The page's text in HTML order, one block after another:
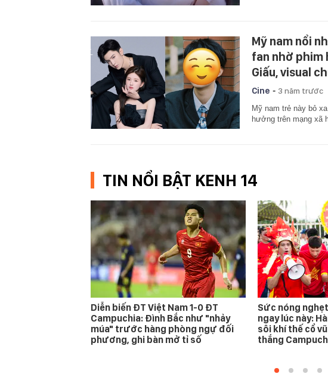
Mỹ nam nổi
fan nhờ phim
Giấu, visual
Cine - 3 năm trước
Mỹ nam trẻ này bỏ
hưởng trên mạng xã
TIN NỔI BẬT KENH 14
Diễn biến ĐT Việt Nam 1-0 ĐT
Campuchia: Đình Bắc như "nhảy
múa" trước hàng phòng ngự đối
phương, ghi bàn mở tỉ số
Sức nóng
ngay lúc này:
sôi khí thế cổ
thắng